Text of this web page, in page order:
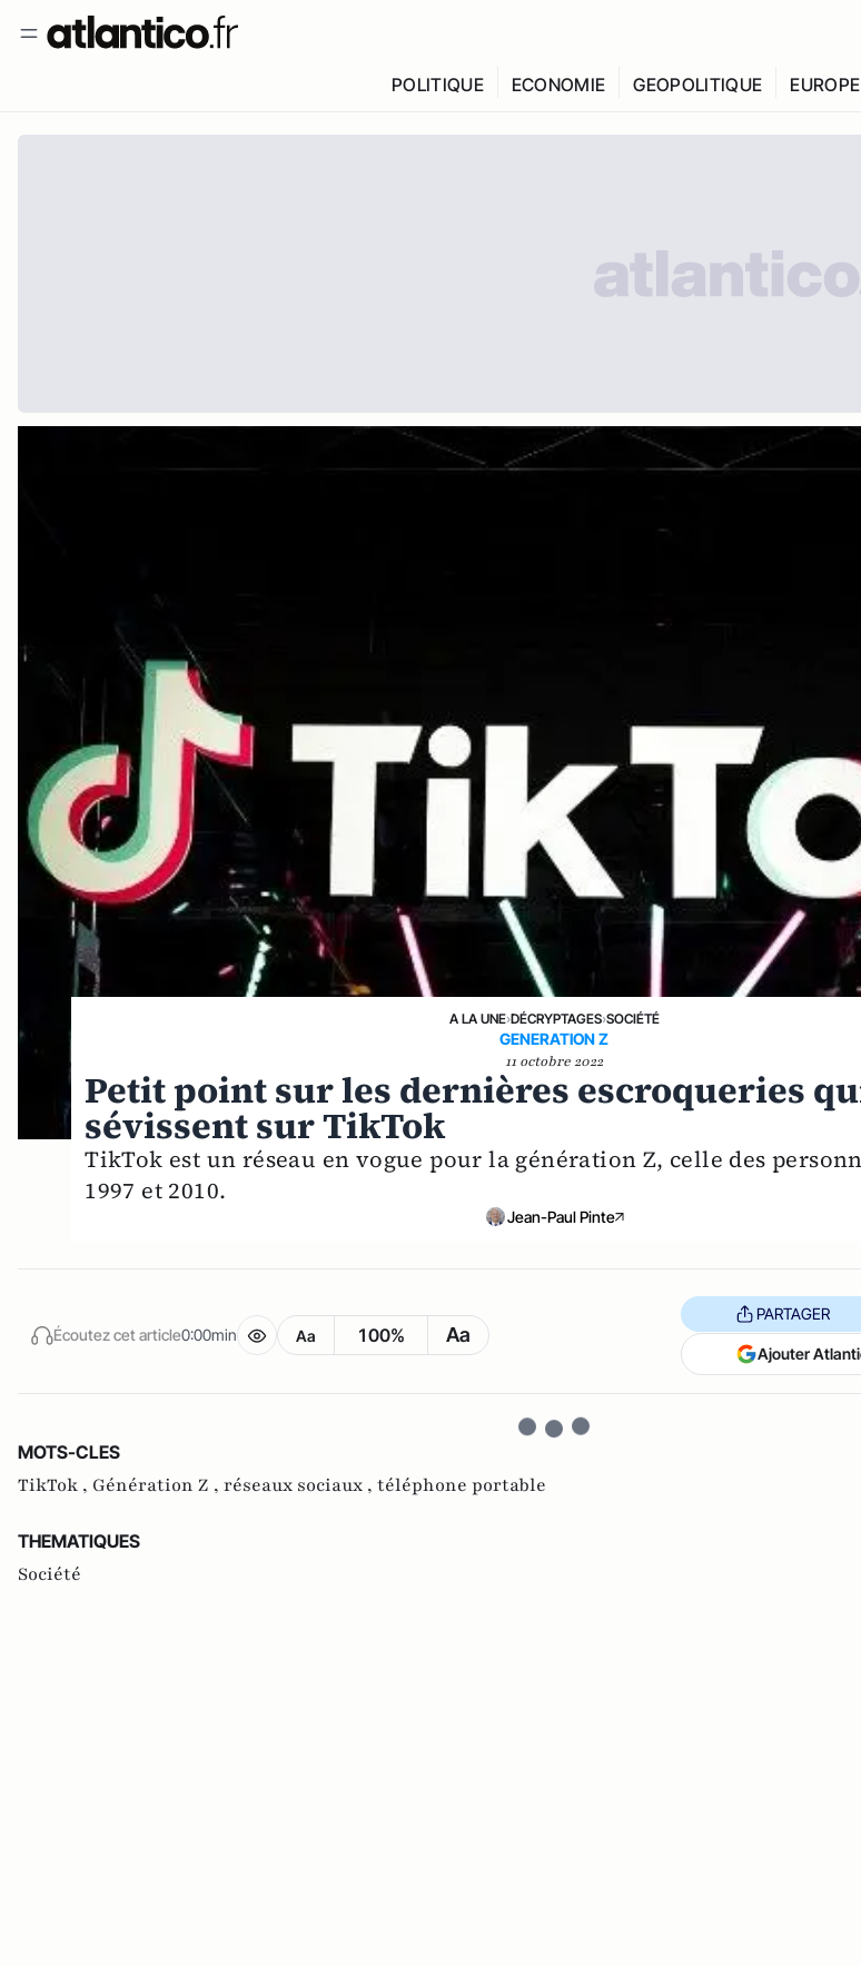
POLITIQUE ECONOMIE GEOPOLITIQUE EUROPE
A LA UNE›DÉCRYPTAGES›SOCIÉTÉ
GENERATION Z
11 octobre 2022
Petit point sur les dernières escroqueries
sévissent sur TikTok
TikTok est un réseau en vogue pour la génération Z, celle des
1997 et 2010.
Jean-Paul Pinte
Écoutez cet article0:00min Aa 100% Aa
PARTAGER
Ajouter
MOTS-CLES
TikTok , Génération Z , réseaux sociaux , téléphone portable
THEMATIQUES
Société